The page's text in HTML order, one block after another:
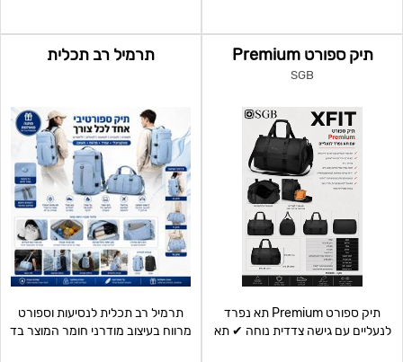
תיק ספורט Premium
SGB
תיק ספורט Premium תא נפרד
לנעליים עם גישה צדדית נוחה ✔ תא
תרמיל רב תכלית
תרמיל רב תכלית לנסיעות וספורט
מרווח בעיצוב מודרני חומר המוצר בד